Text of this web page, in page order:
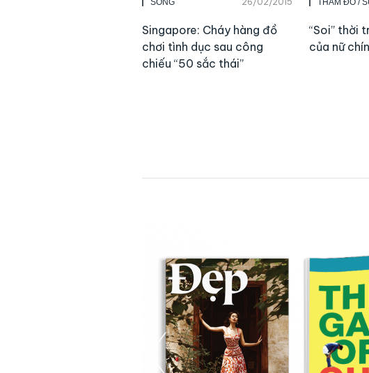
Singapore: Cháy hàng đồ
chơi tình dục sau công
chiếu “50 sắc thái”
“Soi” thời
của nữ